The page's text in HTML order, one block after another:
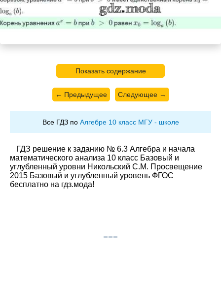
Показать содержание
← Предыдущее Следующее →
Все ГДЗ по Алгебре 10 класс МГУ - школе
ГДЗ решение к заданию № 6.3 Алгебра и начала
математического анализа 10 класс Базовый и
углубленный уровни Никольский С.М. Просвещение
2015 Базовый и углубленный уровень ФГОС
бесплатно на гдз.мода!